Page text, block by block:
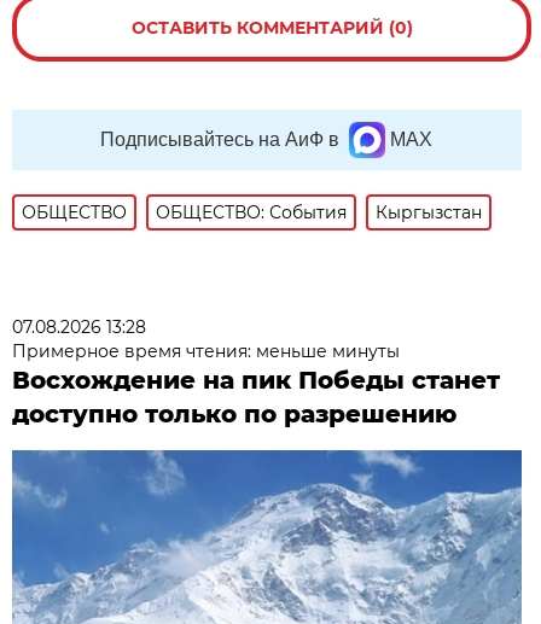
ОСТАВИТЬ КОММЕНТАРИЙ (0)
Подписывайтесь на АиФ в MAX
ОБЩЕСТВО ОБЩЕСТВО: События Кыргызстан
07.08.2026 13:28
Примерное время чтения: меньше минуты
Восхождение на пик Победы станет
доступно только по разрешению